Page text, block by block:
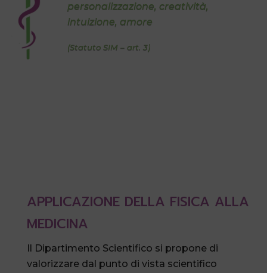
personalizzazione, creatività,
intuizione, amore
(Statuto SIM – art. 3)
APPLICAZIONE DELLA FISICA ALLA
MEDICINA
Il Dipartimento Scientifico si propone di
valorizzare dal punto di vista scientifico